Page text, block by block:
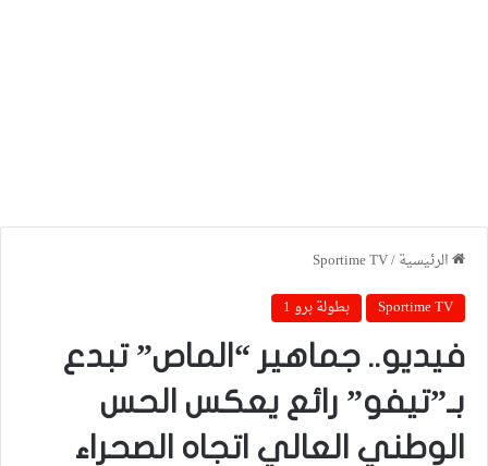
الرئيسية/
Sportime TV
Sportime TV
بطولة برو 1
فيديو.. جماهير “الماص” تبدع
بـ”تيفو” رائع يعكس الحس
الوطني العالي اتجاه الصحراء